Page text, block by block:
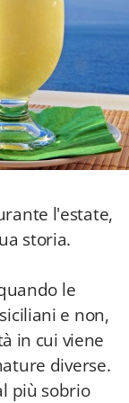
l'estate,
storia.
le
e non,
in cui viene
diverse.
più sobrio